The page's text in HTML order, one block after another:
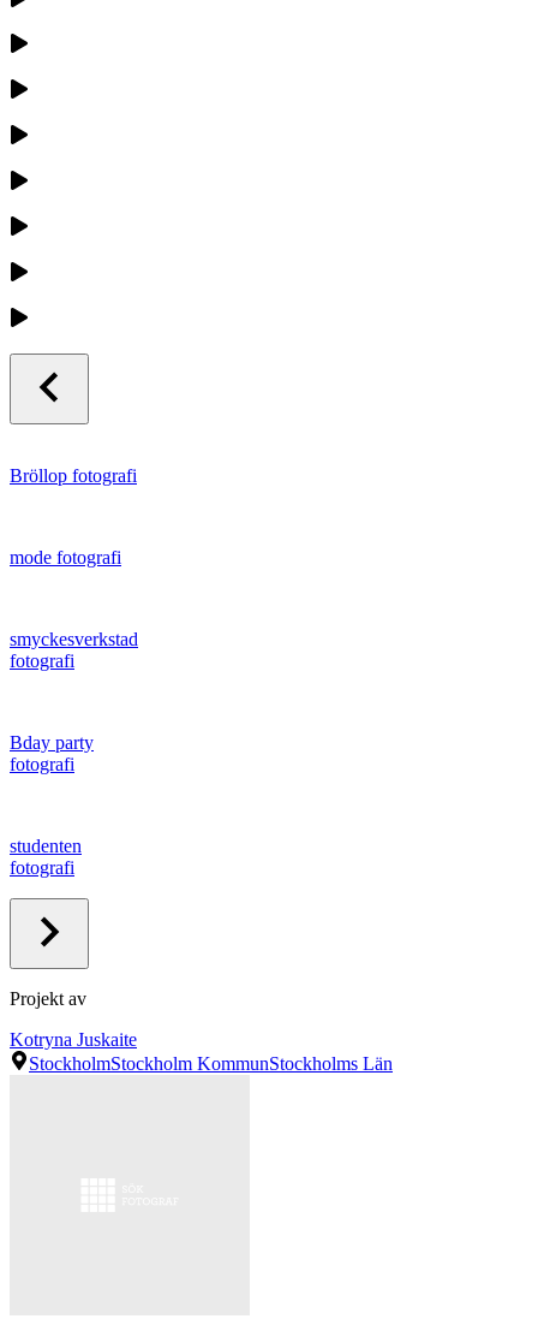
Bröllop fotografi
mode fotografi
smyckesverkstad
fotografi
Bday party
fotografi
studenten
fotografi
Projekt av
Kotryna Juskaite
StockholmStockholm KommunStockholms Län